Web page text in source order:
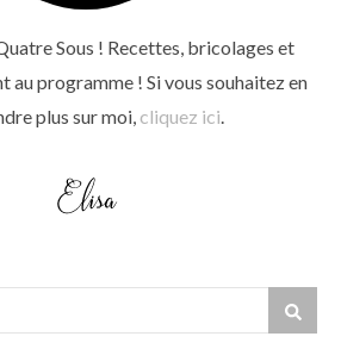
Sous ! Recettes, bricolages et
au programme ! Si vous souhaitez en
plus sur moi, cliquez ici.